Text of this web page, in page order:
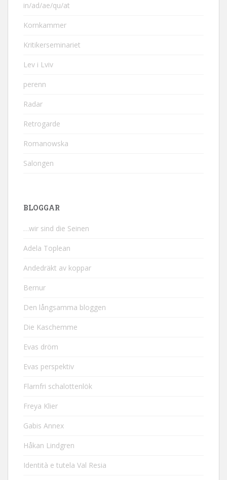
in/ad/ae/qu/at
Kornkammer
Kritikerseminariet
Lev i Lviv
perenn
Radar
Retrogarde
Romanowska
Salongen
BLOGGAR
…wir sind die Seinen
Adela Toplean
Andedräkt av koppar
Bernur
Den långsamma bloggen
Die Kaschemme
Evas dröm
Evas perspektiv
Flarnfri schalottenlök
Freya Klier
Gabis Annex
Håkan Lindgren
Identità e tutela Val Resia